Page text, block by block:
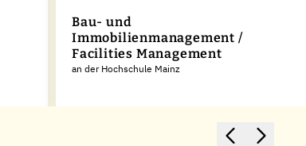
Bau- und
Immobilienmanagement /
Facilities Management
an der Hochschule Mainz